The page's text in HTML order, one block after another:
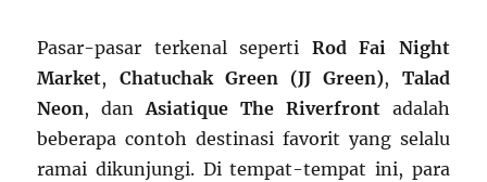
Pasar-pasar terkenal seperti Rod Fai Night
Market, Chatuchak Green (JJ Green), Talad
Neon, danAsiatique The Riverfrontadalah
beberapa contoh destinasi favorit yang selalu
ramai dikunjungi. Di tempat-tempat ini, para